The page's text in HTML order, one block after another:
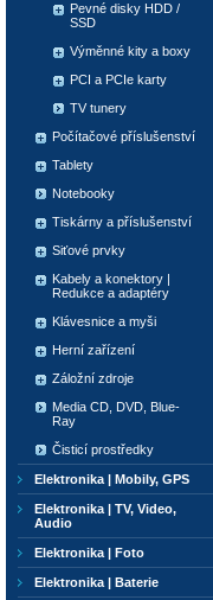
Pevné disky HDD /
SSD
Výměnné kity a boxy
PCI a PCIe karty
TV tunery
Počítačové příslušenství
Tablety
Notebooky
Tiskárny a příslušenství
Siťové prvky
Kabely a konektory |
Redukce a adaptéry
Klávesnice a myši
Herní zařízení
Záložní zdroje
Media CD, DVD, Blue-
Ray
Čisticí prostředky
Elektronika | Mobily, GPS
Elektronika | TV, Video,
Audio
Elektronika | Foto
Elektronika | Baterie